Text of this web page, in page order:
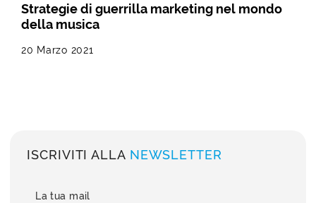
Strategie di guerrilla marketing nel mondo
della musica
20 Marzo 2021
ISCRIVITI ALLA NEWSLETTER